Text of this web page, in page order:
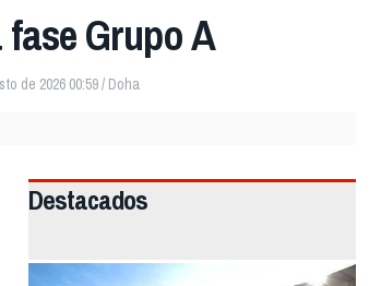
Grupo A
de 2026 00:59 / Doha
Destacados